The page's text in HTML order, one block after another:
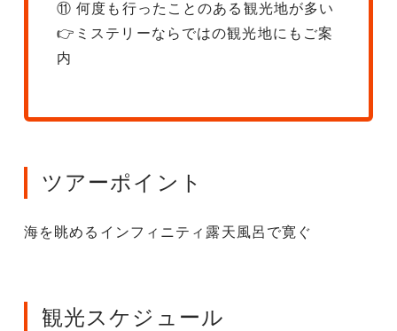
⑪ 何度も行ったことのある観光地が多い
👉ミステリーならではの観光地にもご案
内
ツアーポイント
海を眺めるインフィニティ露天風呂で寛ぐ
観光スケジュール